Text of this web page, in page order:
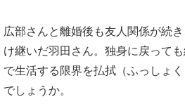
広部さんと離婚後も友人関係が続
け継いだ羽田さん。独身に戻って
で生活する限界を払拭（ふっしょ
でしょうか。